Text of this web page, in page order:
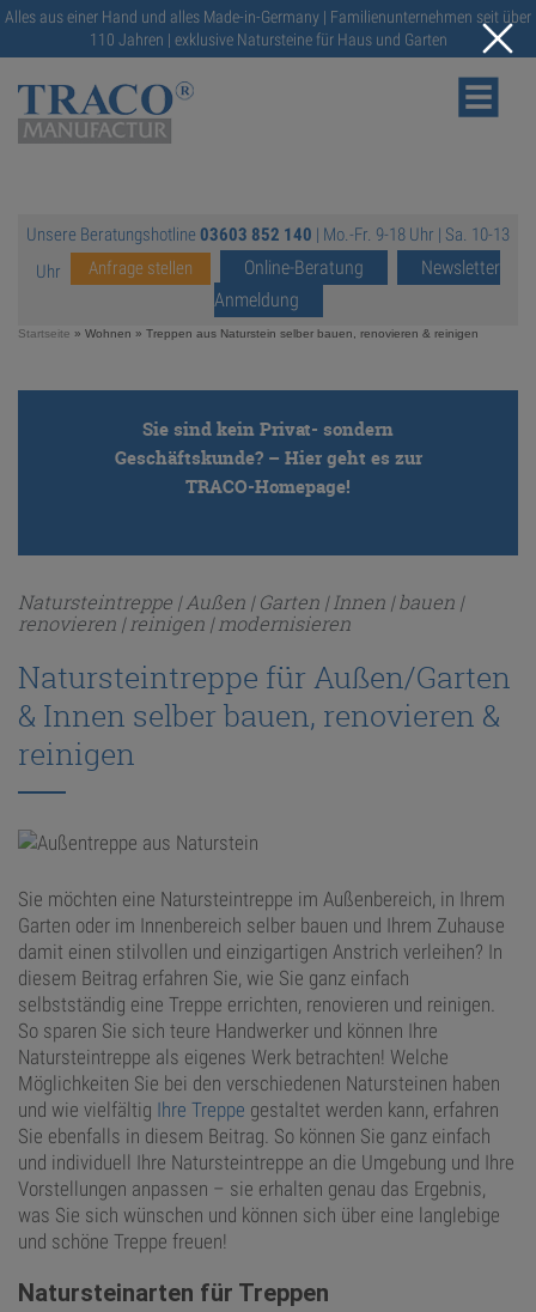
Alles aus einer Hand und alles Made-in-Germany | Familienunternehmen seit über
110 Jahren | exklusive Natursteine für Haus und Garten
NATURSTEINE
RATGEBER
SERVICE
ANFRAGE
KONFIGURATOR
ONLINE-SHOP
Unsere Beratungshotline 03603 852 140 | Mo.-Fr. 9-18 Uhr | Sa. 10-13
Uhr
Anfrage stellen Online-Beratung
Newsletter
Anmeldung
Startseite » Wohnen » Treppen aus Naturstein selber bauen, renovieren & reinigen
Sie sind kein Privat- sondern
Geschäftskunde? – Hier geht es zur
TRACO-Homepage!
Natursteintreppe | Außen | Garten | Innen | bauen |
renovieren | reinigen | modernisieren
Natursteintreppe für Außen/Garten
& Innen selber bauen, renovieren &
reinigen
Sie möchten eine Natursteintreppe im Außenbereich, in Ihrem
Garten oder im Innenbereich selber bauen und Ihrem Zuhause
damit einen stilvollen und einzigartigen Anstrich verleihen? In
diesem Beitrag erfahren Sie, wie Sie ganz einfach
selbstständig eine Treppe errichten, renovieren und reinigen.
So sparen Sie sich teure Handwerker und können Ihre
Natursteintreppe als eigenes Werk betrachten! Welche
Möglichkeiten Sie bei den verschiedenen Natursteinen haben
und wie vielfältig Ihre Treppe gestaltet werden kann, erfahren
Sie ebenfalls in diesem Beitrag. So können Sie ganz einfach
und individuell Ihre Natursteintreppe an die Umgebung und Ihre
Vorstellungen anpassen – sie erhalten genau das Ergebnis,
was Sie sich wünschen und können sich über eine langlebige
und schöne Treppe freuen!
Natursteinarten für Treppen